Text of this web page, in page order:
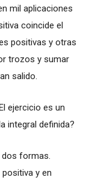
mil aplicaciones
coincide el
positivas y otras
trozos y sumar
salido.
ejercicio es un
integral definida?
dos formas.
y en